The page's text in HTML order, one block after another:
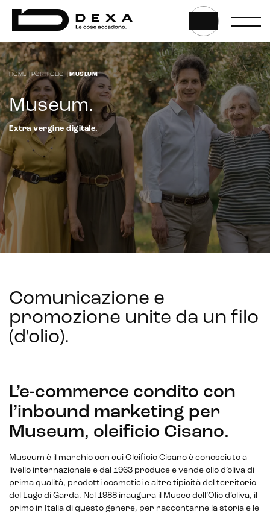
CRM & email marketing
Sistemi di loyalty
Hubspot
Marketing automation
Lead generation e nurturing
HOME PORTFOLIO |MUSEUM
Museum.
Extra vergine digitale.
Comunicazione e
promozione unite da un filo
(d'olio).
L’e-commerce condito con
l’inbound marketing per
Museum, oleificio Cisano.
Museum è il marchio con cui Oleificio Cisano è conosciuto a
livello internazionale e dal 1963 produce e vende olio d’oliva di
prima qualità, prodotti cosmetici e altre tipicità del territorio
del Lago di Garda. Nel 1988 inaugura il Museo dell’Olio d’oliva, il
primo in Italia di questo genere, per raccontarne la storia e le